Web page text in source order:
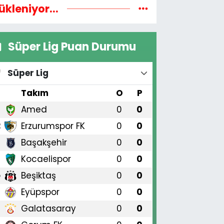
Süper Lig Puan Durumu
Süper Lig
Takım O P
Amed 0 0
Erzurumspor FK 0 0
Başakşehir 0 0
Kocaelispor 0 0
Beşiktaş 0 0
Eyüpspor 0 0
Galatasaray 0 0